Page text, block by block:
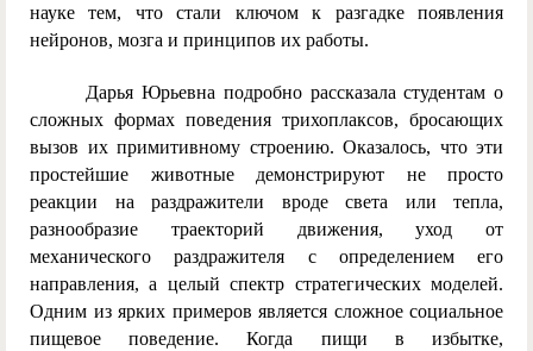
науке тем, что стали ключом к разгадке появления
нейронов, мозга и принципов их работы.
Дарья Юрьевна подробно рассказала студентам о
сложных формах поведения трихоплаксов, бросающих
вызов их примитивному строению. Оказалось, что эти
простейшие животные демонстрируют не просто
реакции на раздражители вроде света или тепла,
разнообразие траекторий движения, уход от
механического раздражителя с определением его
направления, а целый спектр стратегических моделей.
Одним из ярких примеров является сложное социальное
пищевое поведение. Когда пищи в избытке,